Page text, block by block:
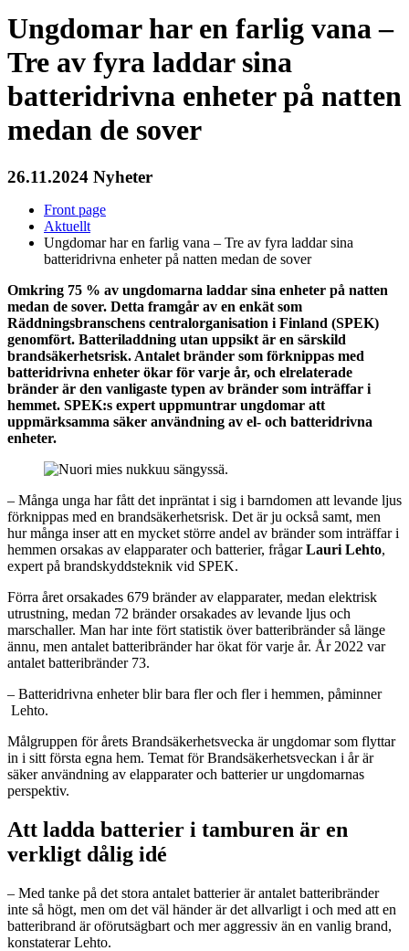
Ungdomar har en farlig vana –
Tre av fyra laddar sina
batteridrivna enheter på natten
medan de sover
26.11.2024 Nyheter
Front page
Aktuellt
Ungdomar har en farlig vana – Tre av fyra laddar sina
batteridrivna enheter på natten medan de sover
Omkring 75 % av ungdomarna laddar sina enheter på natten
medan de sover. Detta framgår av en enkät som
Räddningsbranschens centralorganisation i Finland (SPEK)
genomfört. Batteriladdning utan uppsikt är en särskild
brandsäkerhetsrisk. Antalet bränder som förknippas med
batteridrivna enheter ökar för varje år, och elrelaterade
bränder är den vanligaste typen av bränder som inträffar i
hemmet. SPEK:s expert uppmuntrar ungdomar att
uppmärksamma säker användning av el- och batteridrivna
enheter.
– Många unga har fått det inpräntat i sig i barndomen att levande ljus
förknippas med en brandsäkerhetsrisk. Det är ju också samt, men
hur många inser att en mycket större andel av bränder som inträffar i
hemmen orsakas av elapparater och batterier, frågarLauri Lehto,
expert på brandskyddsteknik vid SPEK.
Förra året orsakades 679 bränder av elapparater, medan elektrisk
utrustning, medan 72 bränder orsakades av levande ljus och
marschaller. Man har inte fört statistik över batteribränder så länge
ännu, men antalet batteribränder har ökat för varje år. År 2022 var
antalet batteribränder 73.
– Batteridrivna enheter blir bara fler och fler i hemmen, påminner
Lehto.
Målgruppen för årets Brandsäkerhetsvecka är ungdomar som flyttar
in i sitt första egna hem. Temat för Brandsäkerhetsveckan i år är
säker användning av elapparater och batterier ur ungdomarnas
perspektiv.
Att ladda batterier i tamburen är en
verkligt dålig idé
– Med tanke på det stora antalet batterier är antalet batteribränder
inte så högt, men om det väl händer är det allvarligt i och med att en
batteribrand är oförutsägbart och mer aggressiv än en vanlig brand,
konstaterar Lehto.